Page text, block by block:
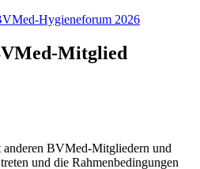
Hygieneforum 2026
Mitglied
BVMed-Mitgliedern und
und die Rahmenbedingungen